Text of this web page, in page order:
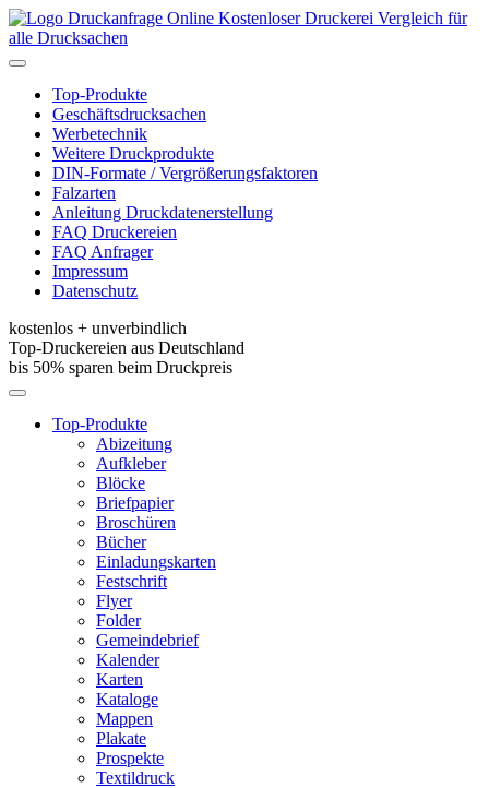
Kostenloser Druckerei Vergleich für
alle Drucksachen
Toggle
navigationTop-Produkte
Geschäftsdrucksachen
Werbetechnik
Weitere Druckprodukte
DIN-Formate / Vergrößerungsfaktoren
Falzarten
Anleitung Druckdatenerstellung
FAQ Druckereien
FAQ Anfrager
Impressum
Datenschutz
kostenlos + unverbindlich
Top-Druckereien aus Deutschland
bis 50% sparen beim Druckpreis
Toggle
navigationTop-Produkte
Abizeitung
Aufkleber
Blöcke
Briefpapier
Broschüren
Bücher
Einladungskarten
Festschrift
Flyer
Folder
Gemeindebrief
Kalender
Karten
Kataloge
Mappen
Plakate
Prospekte
Textildruck